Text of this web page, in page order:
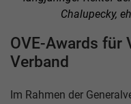
Chalupecky,
OVE-Awards für
Verband
Im Rahmen der